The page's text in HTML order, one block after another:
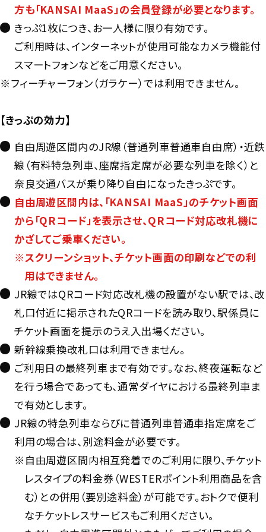
方も「KANSAI MaaS」の会員登録が必要となります。
きっぷ1枚につき、お一人様に限り有効です。
ご利用時は、インターネットが使用可能なカメラ機能付
スマートフォンなどをご用意ください。
※フィーチャーフォン（ガラケー）では利用できません。
【きっぷの効力】
自由周遊区間内のJR線（普通列車普通車自由席）・近鉄
線（有料特急列車、座席指定席が必要な列車を除く）と
奈良交通バスが乗り降り自由になったきっぷです。
自由周遊区間内は、「KANSAI MaaS」のチケット画面
から「QRコード」を表示させ、QRコード対応改札機に
かざしてご乗車ください。
※スクリーンショット、チケット画面の印刷などでの利
用はできません。
JR線ではQRコード対応改札機の設置がない駅では、改
札口付近に掲示されたQRコードを読み取り、駅係員に
チケット画面を提示のうえ入出場ください。
新幹線乗換改札口は利用できません。
ご利用日の最終列車まで有効です。なお、終夜運転など
を行う場合であっても、通常ダイヤにおける最終列車ま
で有効とします。
JR線の特急列車ならびに普通列車普通車指定席をご
利用の場合は、別途料金が必要です。
※自由周遊区間内相互発着でのご利用に限り、チケット
レスタイプの料金券（WESTERポイント利用商品を含
む）との併用（要別途料金）が可能です。おトクで便利
なチケットレスサービスもご利用ください。